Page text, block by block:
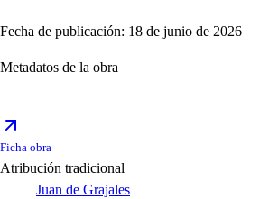
Fecha de publicación: 18 de junio de 2026
Metadatos de la obra
Ficha obra
Atribución tradicional
Juan de Grajales